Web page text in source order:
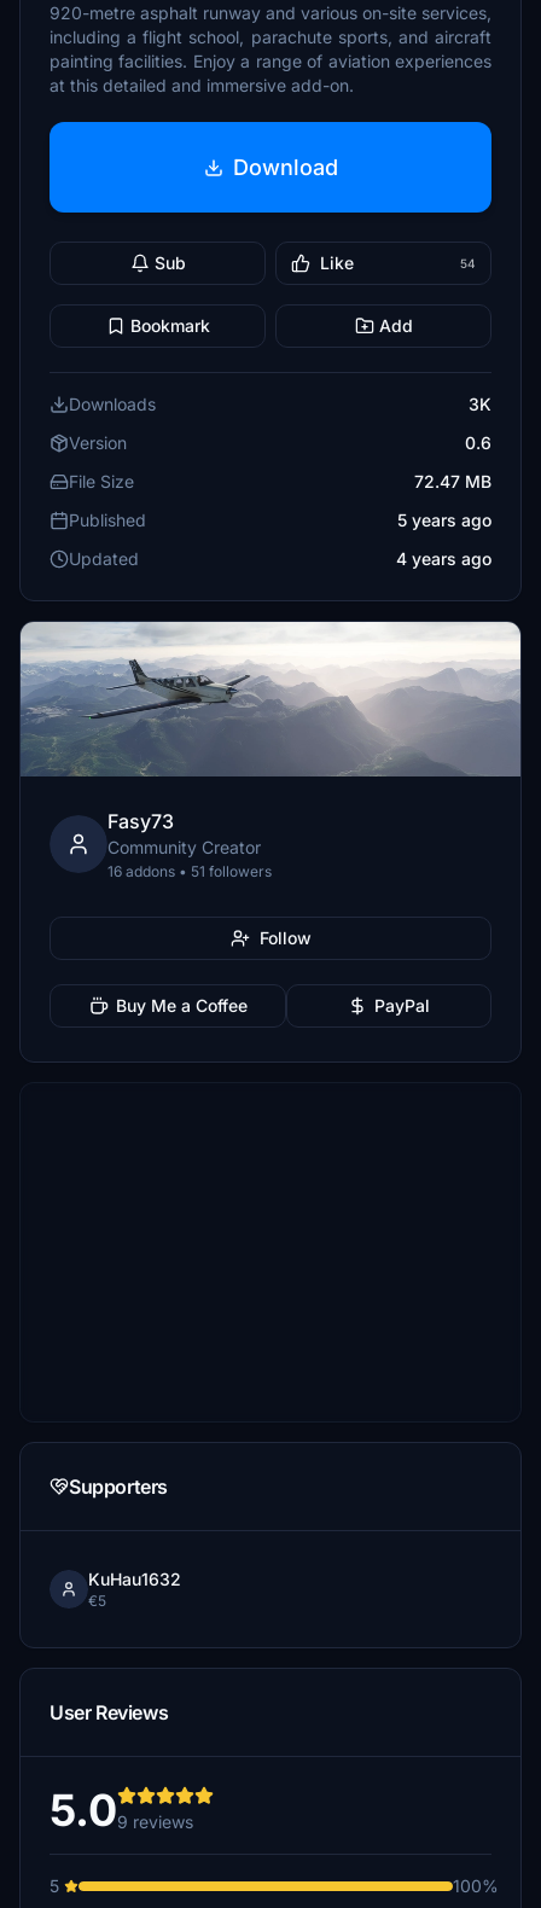
920-metre asphalt runway and various on-site services,
including a flight school, parachute sports, and aircraft
painting facilities. Enjoy a range of aviation experiences
at this detailed and immersive add-on.
Download
Sub Like 54
Bookmark Add
Downloads
3K
Version
0.6
File Size
72.47 MB
Published
5 years ago
Updated
4 years ago
Fasy73
Community Creator
16 addons • 51 followers
Follow
Buy Me a Coffee PayPal
Supporters
KuHau1632
€5
User Reviews
5.09 reviews
5
100%